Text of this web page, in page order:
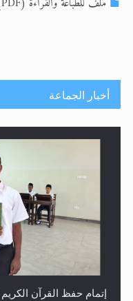
أخبار الجماعة
حفل توزيع الشهادات في